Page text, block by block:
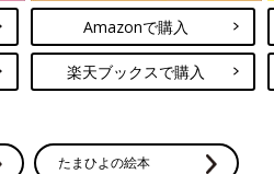
Amazonで購入
楽天ブックスで購入
たまひよの絵本